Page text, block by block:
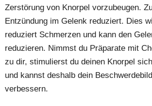
Zerstörung von Knorpel vorzubeugen.
Entzündung im Gelenk reduziert. Dies
reduziert Schmerzen und kann den
reduzieren. Nimmst du Präparate mit
zu dir, stimulierst du deinen Knorpel
und kannst deshalb dein
verbessern.